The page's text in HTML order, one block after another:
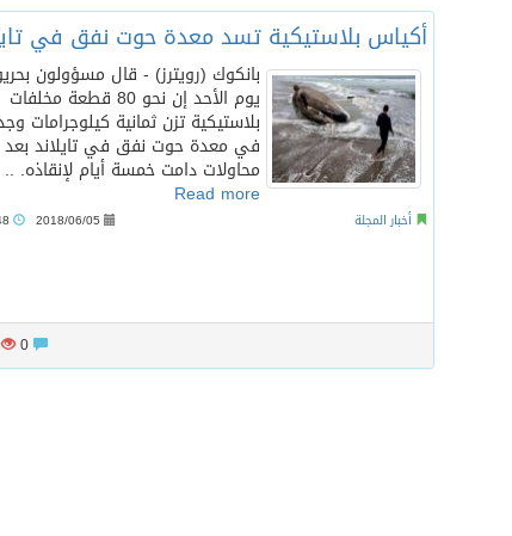
أكياس بلاستيكية تسد معدة حوت نفق في
بانكوك (رويترز) - قال مسؤولون
يوم الأحد إن نحو 80 قطعة مخلفات
بلاستيكية تزن ثمانية كيلوجرامات
في معدة حوت نفق في تايلاند بعد
محاولات دامت خمسة أيام لإنقاذه. ..
Read more
أخبار المجلة 2018/06/05
507